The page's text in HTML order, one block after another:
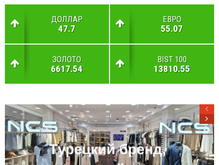
ДОЛЛАР
47.7
ЕВРО
55.07
ЗОЛОТО
6617.54
BIST 100
13810.55